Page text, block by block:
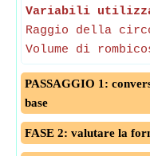
Variabili
Raggio della
Volume di
PASSAGGIO 1:
base
FASE 2: valutare la